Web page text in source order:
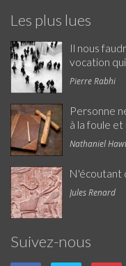
Les plus lues
Il nous
vocation qui
Pierre Rabhi
Personne
à la foule et
Nathaniel
N'écoutant
Jules Renard
Suivez-nous